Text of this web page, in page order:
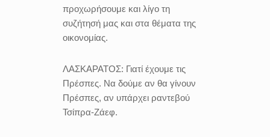
προχωρήσουμε και λίγο τη
συζήτησή μας και στα θέματα της
οικονομίας.
ΛΑΣΚΑΡΑΤΟΣ: Γιατί έχουμε τις
Πρέσπες. Να δούμε αν θα γίνουν
Πρέσπες, αν υπάρχει ραντεβού
Τσίπρα-Ζάεφ.